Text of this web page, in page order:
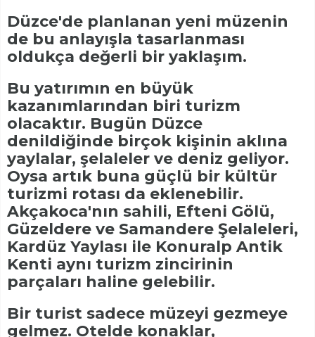
Düzce'de planlanan yeni müzenin
de bu anlayışla tasarlanması
oldukça değerli bir yaklaşım.
Bu yatırımın en büyük
kazanımlarından biri turizm
olacaktır. Bugün Düzce
denildiğinde birçok kişinin aklına
yaylalar, şelaleler ve deniz geliyor.
Oysa artık buna güçlü bir kültür
turizmi rotası da eklenebilir.
Akçakoca'nın sahili, Efteni Gölü,
Güzeldere ve Samandere Şelaleleri,
Kardüz Yaylası ile Konuralp Antik
Kenti aynı turizm zincirinin
parçaları haline gelebilir.
Bir turist sadece müzeyi gezmeye
gelmez. Otelde konaklar,